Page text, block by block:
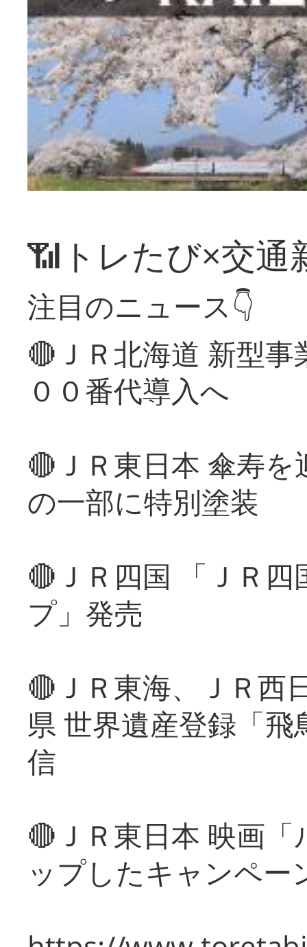
📶トレたび×交通
注目のニュース👇
🔴ＪＲ北海道 新型
００番代導入へ
🔴ＪＲ東日本 傘寿
の一部に特別塗装
🔴ＪＲ四国 「ＪＲ
プ」発売
🔴ＪＲ東海、ＪＲ西
県 世界遺産登録「
信
🔴ＪＲ東日本 映画
ップしたキャンペー